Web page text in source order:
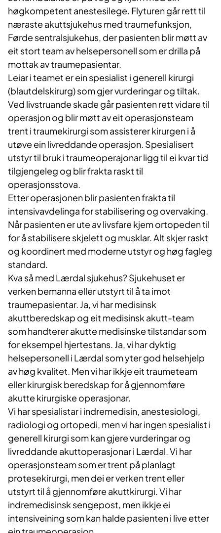
høgkompetent anestesilege. Flyturen går rett til
næraste akuttsjukehus med traumefunksjon,
Førde sentralsjukehus, der pasienten blir møtt av
eit stort team av helsepersonell som er drilla på
mottak av traumepasientar.
Leiar i teamet er ein spesialist i generell kirurgi
(blautdelskirurg) som gjer vurderingar og tiltak.
Ved livstruande skade går pasienten rett vidare til
operasjon og blir møtt av eit operasjonsteam
trent i traumekirurgi som assisterer kirurgen i å
utøve ein livreddande operasjon. Spesialisert
utstyr til bruk i traumeoperajonar ligg til ei kvar tid
tilgjengeleg og blir frakta raskt til
operasjonsstova.
Etter operasjonen blir pasienten frakta til
intensivavdelinga for stabilisering og overvaking.
Når pasienten er ute av livsfare kjem ortopeden til
for å stabilisere skjelett og musklar. Alt skjer raskt
og koordinert med moderne utstyr og høg fagleg
standard.
Kva så med Lærdal sjukehus? Sjukehuset er
verken bemanna eller utstyrt til å ta imot
traumepasientar. Ja, vi har medisinsk
akuttberedskap og eit medisinsk akutt-team
som handterer akutte medisinske tilstandar som
for eksempel hjertestans. Ja, vi har dyktig
helsepersonell i Lærdal som yter god helsehjelp
av høg kvalitet. Men vi har ikkje eit traumeteam
eller kirurgisk beredskap for å gjennomføre
akutte kirurgiske operasjonar.
Vi har spesialistar i indremedisin, anestesiologi,
radiologi og ortopedi, men vi har ingen spesialist i
generell kirurgi som kan gjere vurderingar og
livreddande akuttoperasjonar i Lærdal. Vi har
operasjonsteam som er trent på planlagt
protesekirurgi, men dei er verken trent eller
utstyrt til å gjennomføre akuttkirurgi. Vi har
indremedisinsk sengepost, men ikkje ei
intensiveining som kan halde pasienten i live etter